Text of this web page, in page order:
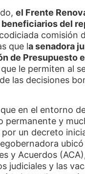
el Frente
del
comisión
que la senadora
de Presupuesto
le permiten al
las decisiones
en el entorno
y
un decreto
y Acuerdos
judiciales y las